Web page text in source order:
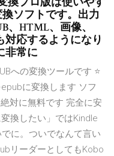
ソフトです。出力
、HTML、画像、
対応するようになり
非常に
への変換ツールです ⭐
に変換します ソフ
対に無料です 完全に安
換したい」ではKindle
に。ついでなんて言い
リーダーとしてもKobo